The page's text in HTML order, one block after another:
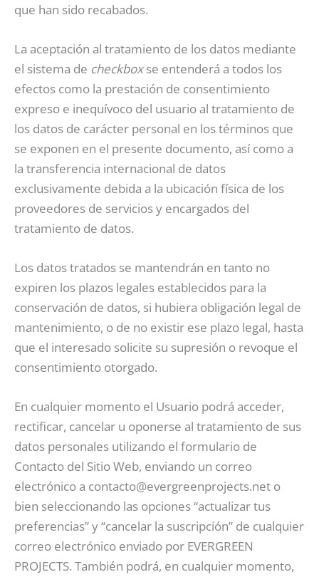
que han sido recabados.
La aceptación al tratamiento de los datos mediante
el sistema de checkboxse entenderá a todos los
efectos como la prestación de consentimiento
expreso e inequívoco del usuario al tratamiento de
los datos de carácter personal en los términos que
se exponen en el presente documento, así como a
la transferencia internacional de datos
exclusivamente debida a la ubicación física de los
proveedores de servicios y encargados del
tratamiento de datos.
Los datos tratados se mantendrán en tanto no
expiren los plazos legales establecidos para la
conservación de datos, si hubiera obligación legal de
mantenimiento, o de no existir ese plazo legal, hasta
que el interesado solicite su supresión o revoque el
consentimiento otorgado.
En cualquier momento el Usuario podrá acceder,
rectificar, cancelar u oponerse al tratamiento de sus
datos personales utilizando el formulario de
Contacto del Sitio Web, enviando un correo
electrónico a contacto@evergreenprojects.net o
bien seleccionando las opciones “actualizar tus
preferencias” y “cancelar la suscripción” de cualquier
correo electrónico enviado por EVERGREEN
PROJECTS. También podrá, en cualquier momento,